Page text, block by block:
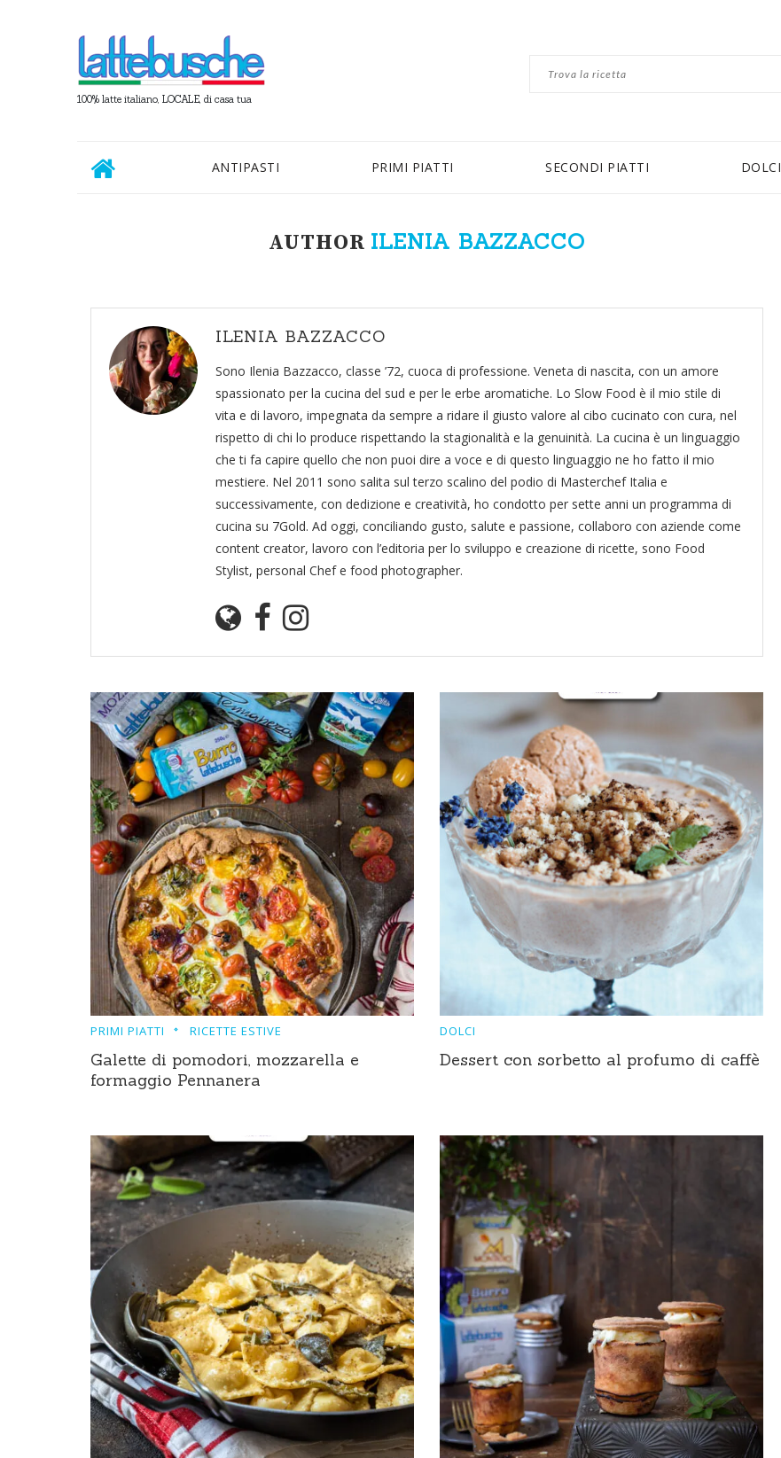
100% latte italiano, LOCALE, di casa tua
ANTIPASTI PRIMI PIATTI SECONDI PIATTI DOLCI
AUTHOR ILENIA BAZZACCO
ILENIA BAZZACCO
Sono Ilenia Bazzacco, classe ’72, cuoca di professione. Veneta di nascita, con un amore
spassionato per la cucina del sud e per le erbe aromatiche. Lo Slow Food è il mio stile di
vita e di lavoro, impegnata da sempre a ridare il giusto valore al cibo cucinato con cura, nel
rispetto di chi lo produce rispettando la stagionalità e la genuinità. La cucina è un linguaggio
che ti fa capire quello che non puoi dire a voce e di questo linguaggio ne ho fatto il mio
mestiere. Nel 2011 sono salita sul terzo scalino del podio di Masterchef Italia e
successivamente, con dedizione e creatività, ho condotto per sette anni un programma di
cucina su 7Gold. Ad oggi, conciliando gusto, salute e passione, collaboro con aziende come
content creator, lavoro con l’editoria per lo sviluppo e creazione di ricette, sono Food
Stylist, personal Chef e food photographer.
PRIMI PIATTI RICETTE ESTIVE
Galette di pomodori, mozzarella e
formaggio Pennanera
DOLCI
Dessert con sorbetto al profumo di caffè